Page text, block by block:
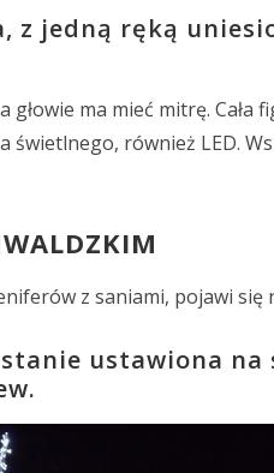
z jedną ręką
głowie ma mieć mitrę.
również LED.
z saniami, pojawi się
ustawiona na